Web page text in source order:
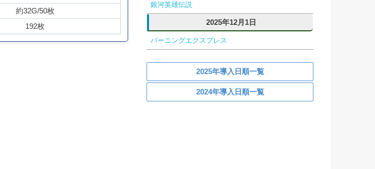
約32G/50枚
192枚
銀河英雄伝説
2025年12月1日
バーニングエクスプレス
2025年導入日順一覧
2024年導入日順一覧